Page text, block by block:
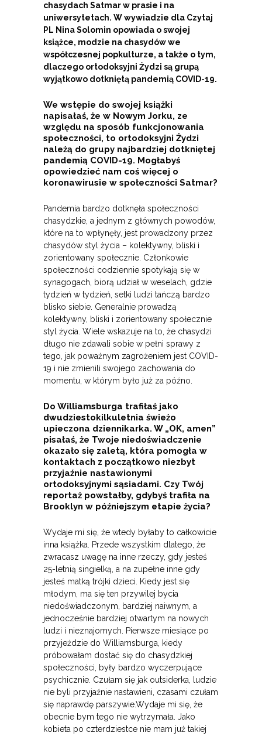
chasydach Satmar w prasie i na
uniwersytetach. W wywiadzie dla Czytaj
PL Nina Solomin opowiada o swojej
książce, modzie na chasydów we
współczesnej popkulturze, a także o tym,
dlaczego ortodoksyjni Żydzi są grupą
wyjątkowo dotkniętą pandemią COVID-19.
We wstępie do swojej książki
napisałaś, że w Nowym Jorku, ze
względu na sposób funkcjonowania
społeczności, to ortodoksyjni Żydzi
należą do grupy najbardziej dotkniętej
pandemią COVID-19. Mogłabyś
opowiedzieć nam coś więcej o
koronawirusie w społeczności Satmar?
Pandemia bardzo dotknęła społeczności
chasydzkie, a jednym z głównych powodów,
które na to wpłynęły, jest prowadzony przez
chasydów styl życia – kolektywny, bliski i
zorientowany społecznie. Członkowie
społeczności codziennie spotykają się w
synagogach, biorą udział w weselach, gdzie
tydzień w tydzień, setki ludzi tańczą bardzo
blisko siebie. Generalnie prowadzą
kolektywny, bliski i zorientowany społecznie
styl życia. Wiele wskazuje na to, że chasydzi
długo nie zdawali sobie w pełni sprawy z
tego, jak poważnym zagrożeniem jest COVID-
19 i nie zmienili swojego zachowania do
momentu, w którym było już za późno.
Do Williamsburga trafiłaś jako
dwudziestokilkuletnia świeżo
upieczona dziennikarka. W „OK, amen”
pisałaś, że Twoje niedoświadczenie
okazało się zaletą, która pomogła w
kontaktach z początkowo niezbyt
przyjaźnie nastawionymi
ortodoksyjnymi sąsiadami. Czy Twój
reportaż powstałby, gdybyś trafiła na
Brooklyn w późniejszym etapie życia?
Wydaje mi się, że wtedy byłaby to całkowicie
inna książka. Przede wszystkim dlatego, że
zwracasz uwagę na inne rzeczy, gdy jesteś
25-letnią singielką, a na zupełne inne gdy
jesteś matką trójki dzieci. Kiedy jest się
młodym, ma się ten przywilej bycia
niedoświadczonym, bardziej naiwnym, a
jednocześnie bardziej otwartym na nowych
ludzi i nieznajomych. Pierwsze miesiące po
przyjeździe do Williamsburga, kiedy
próbowałam dostać się do chasydzkiej
społeczności, były bardzo wyczerpujące
psychicznie. Czułam się jak outsiderka, ludzie
nie byli przyjaźnie nastawieni, czasami czułam
się naprawdę parszywie.Wydaje mi się, że
obecnie bym tego nie wytrzymała. Jako
kobieta po czterdziestce nie mam już takiej